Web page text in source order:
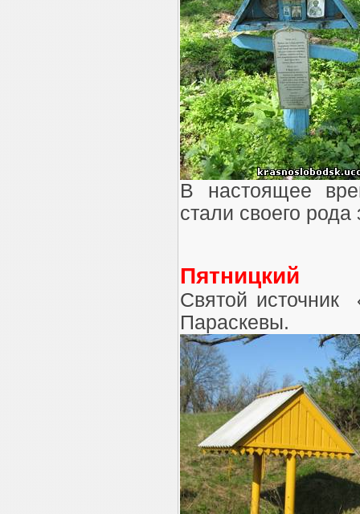
В настоящее
стали своего
Пятницкий
Святой источник
Параскевы.